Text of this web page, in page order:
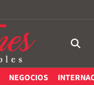
NEGOCIOS